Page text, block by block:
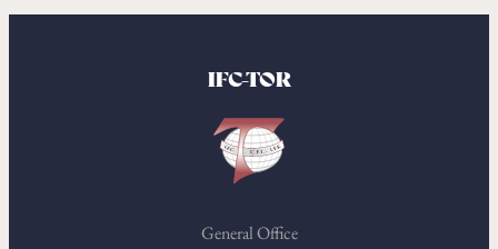
IFC-TOR
General Office